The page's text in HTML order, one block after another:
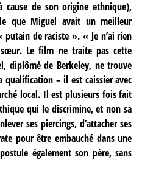
cause de son origine ethnique),
que Miguel avait un meilleur
de raciste ». « Je n’ai rien
Le film ne traite pas cette
diplômé de Berkeley, ne trouve
qualification – il est caissier avec
local. Il est plusieurs fois fait
qui le discrimine, et non sa
ses piercings, d’attacher ses
pour être embauché dans une
également son père, sans